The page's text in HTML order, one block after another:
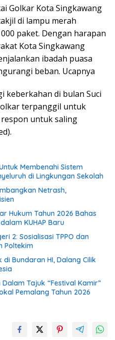
Golkar Kota Singkawang
di lampu merah
paket. Dengan harapan
Kota Singkawang
ibadah puasa
beban. Ucapnya
keberkahan di bulan Suci
terpanggil untuk
untuk saling
Membenahi Sistem
di Lingkungan Sekolah
Netrash,
Hukum Tahun 2026 Bahas
KUHAP Baru
2: Sosialisasi TPPO dan
Poltekim
Bundaran HI, Dalang Cilik
Tajuk “Festival Kamir”
Pemalang Tahun 2026